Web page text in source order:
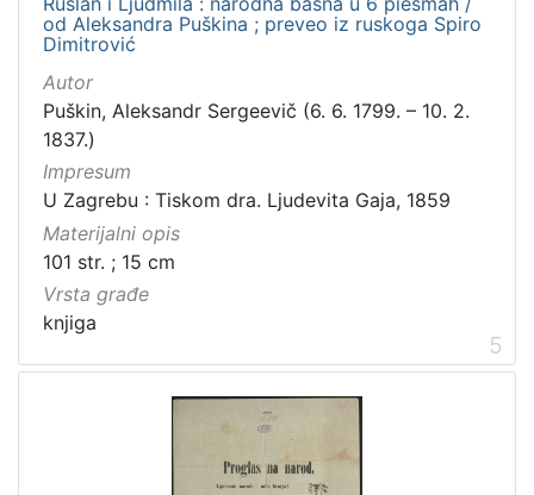
od Aleksandra Puškina ; preveo iz ruskoga Spiro
Dimitrović
Autor
Puškin, Aleksandr Sergeevič (6. 6. 1799. – 10. 2.
1837.)
Impresum
U Zagrebu : Tiskom dra. Ljudevita Gaja, 1859
Materijalni opis
101 str. ; 15 cm
Vrsta građe
knjiga
5